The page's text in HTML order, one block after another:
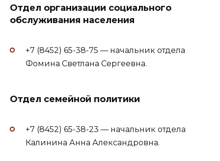
Отдел организации социального
обслуживания населения
+7 (8452) 65-38-75 — начальник отдела
Фомина Светлана Сергеевна.
Отдел семейной политики
+7 (8452) 65-38-23 — начальник отдела
Калинина Анна Александровна.